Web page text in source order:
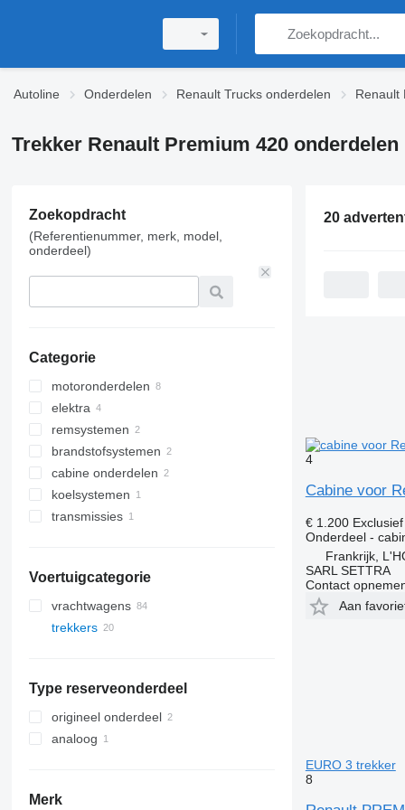
Autoline Onderdelen Renault Trucks onderdelen Renault
Trekker Renault Premium 420 onderdelen
Zoekopdracht
(Referentienummer, merk, model,
onderdeel)
Categorie
motoronderdelen
nokkenassen
motoren
cilinderkoppen
klepdeksels
motorblokken
intercoolers
elektra
leidingcircuits
besturingseenheiden
sensoren
spanrollen
remsystemen
voetremventielen
handremventiels
brandstofsystemen
injectiepomp
brandstofrails
cabine onderdelen
cabines
koelsystemen
koelventilatoren
transmissies
Voertuigcategorie
vrachtwagens
trekkers
Type reserveonderdeel
origineel onderdeel
analoog
Merk
20
4
Cabine voor
€ 1.200
Onderdeel -
Frankrijk,
SARL SETTRA
Contact
Aan
EURO 3 trekker
8